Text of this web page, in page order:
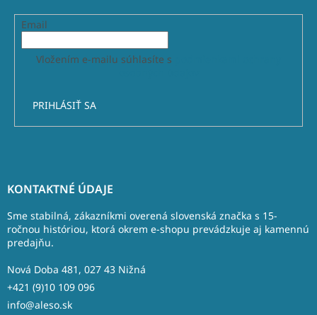
Email
Vložením e-mailu súhlasíte s
PRIHLÁSIŤ SA
KONTAKTNÉ ÚDAJE
Sme stabilná, zákazníkmi overená slovenská značka s 15-
ročnou históriou, ktorá okrem e-shopu prevádzkuje aj kamennú
predajňu.
Nová Doba 481, 027 43 Nižná
+421 (9)10 109 096
info@aleso.sk